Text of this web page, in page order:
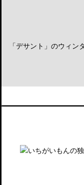
「デサント」のウィ